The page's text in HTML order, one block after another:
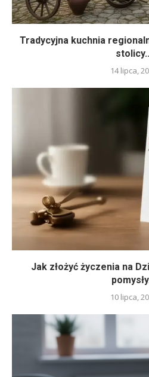
Tradycyjna kuchnia
14 lipca,
Jak złożyć życzenia na
10 lipca,